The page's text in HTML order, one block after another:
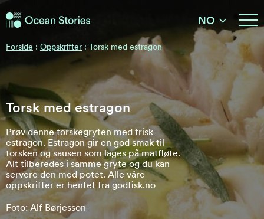
Ocean Stories
NO
Forside : Oppskrifter : Torsk med estragon
Torsk med estragon
Prøv denne torskegryten med frisk
estragon. Estragon gir en god smak til
torsken og sausen som lages på matfløte.
Alt tilberedes i samme gryte og du kan
servere den med potet. Alle våre
oppskrifter er hentet fra godfisk.no
Foto: Alf Børjesson